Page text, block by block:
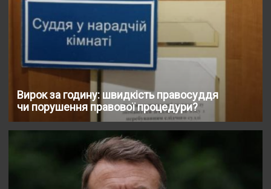
Вирок за годину: швидкість правосуддя
чи порушення правової процедури?